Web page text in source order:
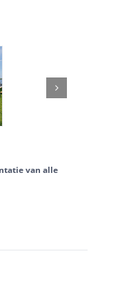
van alle